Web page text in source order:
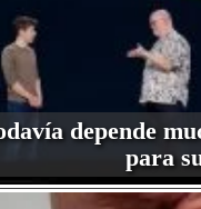
depende
para